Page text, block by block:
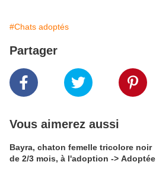
#Chats adoptés
Partager
Vous aimerez aussi
Bayra, chaton femelle tricolore noir
de 2/3 mois, à l'adoption -> Adoptée